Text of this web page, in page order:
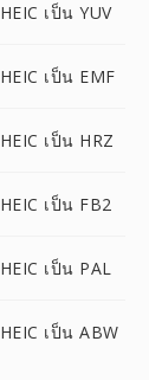
HEIC เป็น YUV
HEIC เป็น EMF
HEIC เป็น HRZ
HEIC เป็น FB2
HEIC เป็น PAL
HEIC เป็น ABW